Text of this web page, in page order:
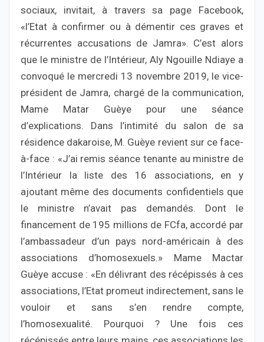
sociaux, invitait, à travers sa page Facebook,
«l’Etat à confirmer ou à démentir ces graves et
récurrentes accusations de Jamra». C’est alors
que le ministre de l’Intérieur, Aly Ngouille Ndiaye a
convoqué le mercredi 13 novembre 2019, le vice-
président de Jamra, chargé de la communication,
Mame Matar Guèye pour une séance
d’explications. Dans l’intimité du salon de sa
résidence dakaroise, M. Guèye revient sur ce face-
à-face : «J’ai remis séance tenante au ministre de
l’Intérieur la liste des 16 associations, en y
ajoutant même des documents confidentiels que
le ministre n’avait pas demandés. Dont le
financement de 195 millions de FCfa, accordé par
l’ambassadeur d’un pays nord-américain à des
associations d’homosexuels.» Mame Mactar
Guèye accuse : «En délivrant des récépissés à ces
associations, l’Etat promeut indirectement, sans le
vouloir et sans s’en rendre compte,
l’homosexualité. Pourquoi ? Une fois ces